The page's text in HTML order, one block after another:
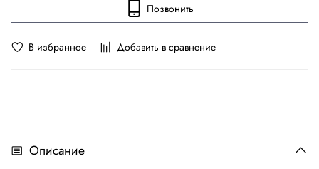
В избранное Добавить в сравнение
Позвонить
Описание